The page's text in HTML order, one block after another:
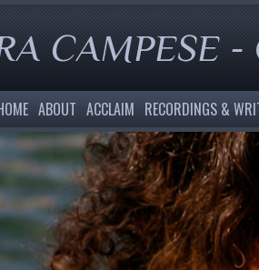
CAMPESE
ABOUT ACCLAIM RECORDINGS &